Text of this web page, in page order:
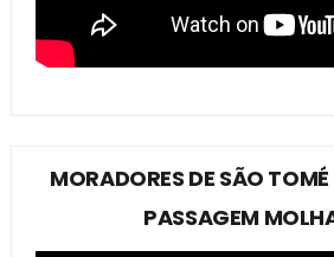
MORADORES DE SÃO
PASSAGEM